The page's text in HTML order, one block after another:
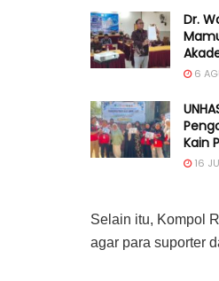
Dr.
6
Kain
16
Selain itu, Kompol
agar para suporter